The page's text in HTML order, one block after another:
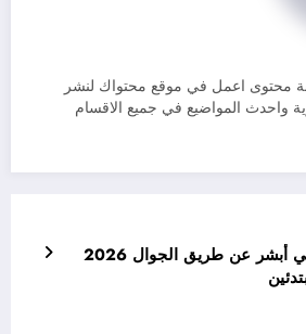
محتوى اعمل في موقع محتواك لنشر
واحدث المواضيع في جميع الاقسام
طريقة التسجيل في أبشر عن طريق الجوال 2026